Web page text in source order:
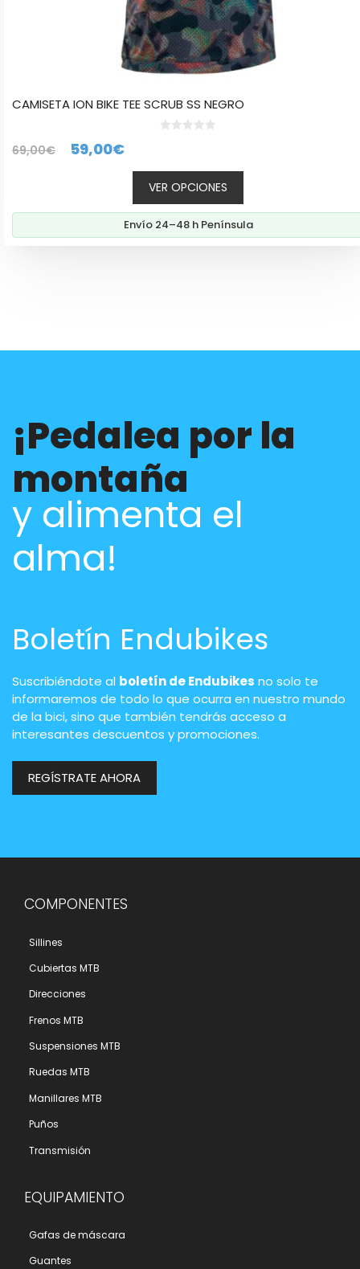
CAMISETA ION BIKE TEE SCRUB SS NEGRO
69,00€
El
era:
69,00€.
59,00€El
precio
actual
es:
59,00€.
VER OPCIONES
Envío 24–48 h Península
¡Pedalea por la
montaña
y alimenta el
alma!
Boletín Endubikes
Suscribiéndote al boletín de Endubikes no solo te
informaremos de todo lo que ocurra en nuestro mundo
de la bici, sino que también tendrás acceso a
interesantes descuentos y promociones.
REGÍSTRATE AHORA
COMPONENTES
Sillines
Cubiertas MTB
Direcciones
Frenos MTB
Suspensiones MTB
Ruedas MTB
Manillares MTB
Puños
Transmisión
EQUIPAMIENTO
Gafas de máscara
Guantes